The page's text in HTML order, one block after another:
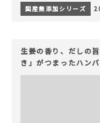
国産無添加シリーズ
生姜の香り、だしの
き」がつまったハン